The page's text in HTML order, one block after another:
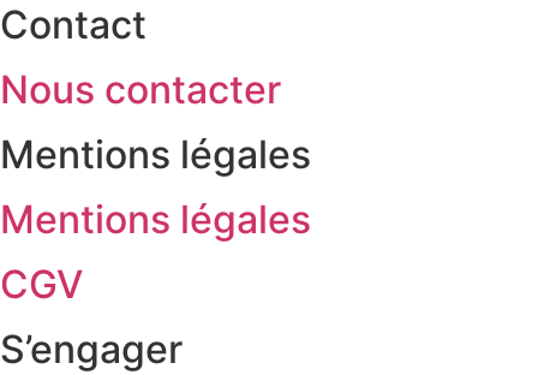
Contact
Nous contacter
Mentions légales
Mentions légales
CGV
S’engager